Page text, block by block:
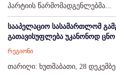
პარტიის წარმომადგენლებმა...
სააპელაციო სასამართლომ
გათავისუფლება უკანონოდ ცნო
რეგიონი
თარიღი: ხუთშაბათი, 28